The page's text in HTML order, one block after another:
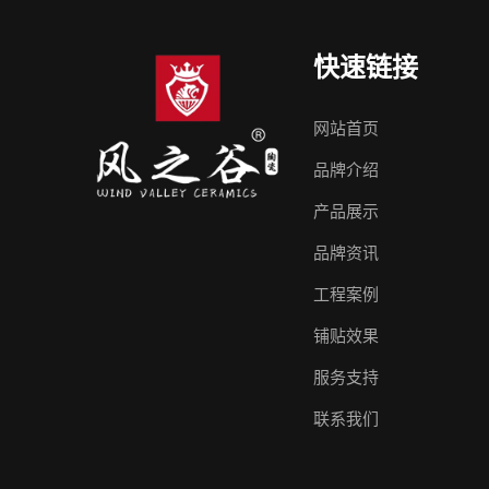
快速链接
网站首页
品牌介绍
产品展示
品牌资讯
工程案例
铺贴效果
服务支持
联系我们